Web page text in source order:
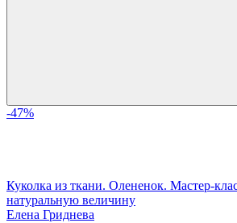
-47%
Куколка из ткани. Олененок. Мастер-
натуральную величину
Елена Гриднева